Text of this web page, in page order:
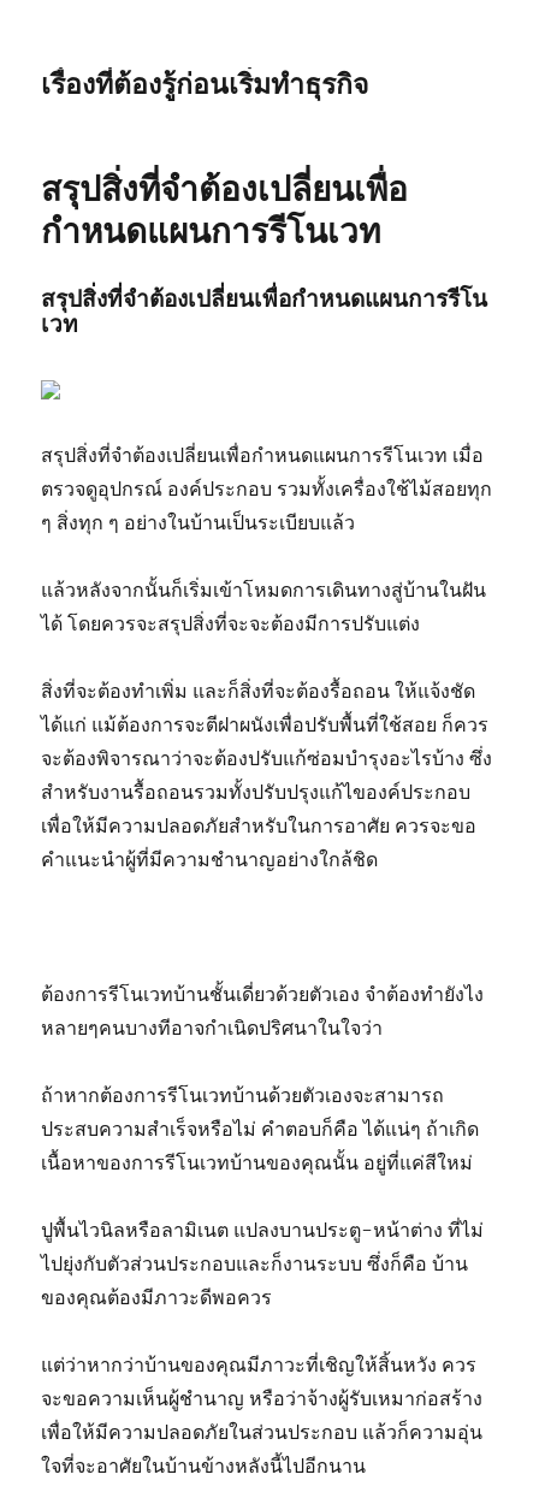
เรื่องที่ต้องรู้ก่อนเริ่มทำธุรกิจ
สรุปสิ่งที่จำต้องเปลี่ยนเพื่อ
กำหนดแผนการรีโนเวท
สรุปสิ่งที่จำต้องเปลี่ยนเพื่อกำหนดแผนการรีโน
เวท
สรุปสิ่งที่จำต้องเปลี่ยนเพื่อกำหนดแผนการรีโนเวท เมื่อ
ตรวจดูอุปกรณ์ องค์ประกอบ รวมทั้งเครื่องใช้ไม้สอยทุก
ๆ สิ่งทุก ๆ อย่างในบ้านเป็นระเบียบแล้ว
แล้วหลังจากนั้นก็เริ่มเข้าโหมดการเดินทางสู่บ้านในฝัน
ได้ โดยควรจะสรุปสิ่งที่จะจะต้องมีการปรับแต่ง
สิ่งที่จะต้องทำเพิ่ม และก็สิ่งที่จะต้องรื้อถอน ให้แจ้งชัด
ได้แก่ แม้ต้องการจะตีฝาผนังเพื่อปรับพื้นที่ใช้สอย ก็ควร
จะต้องพิจารณาว่าจะต้องปรับแก้ซ่อมบำรุงอะไรบ้าง ซึ่ง
สำหรับงานรื้อถอนรวมทั้งปรับปรุงแก้ไของค์ประกอบ
เพื่อให้มีความปลอดภัยสำหรับในการอาศัย ควรจะขอ
คำแนะนำผู้ที่มีความชำนาญอย่างใกล้ชิด
ต้องการรีโนเวทบ้านชั้นเดี่ยวด้วยตัวเอง จำต้องทำยังไง
หลายๆคนบางทีอาจกำเนิดปริศนาในใจว่า
ถ้าหากต้องการรีโนเวทบ้านด้วยตัวเองจะสามารถ
ประสบความสำเร็จหรือไม่ คำตอบก็คือ ได้แน่ๆ ถ้าเกิด
เนื้อหาของการรีโนเวทบ้านของคุณนั้น อยู่ที่แค่สีใหม่
ปูพื้นไวนิลหรือลามิเนต แปลงบานประตู-หน้าต่าง ที่ไม่
ไปยุ่งกับตัวส่วนประกอบและก็งานระบบ ซึ่งก็คือ บ้าน
ของคุณต้องมีภาวะดีพอควร
แต่ว่าหากว่าบ้านของคุณมีภาวะที่เชิญให้สิ้นหวัง ควร
จะขอความเห็นผู้ชำนาญ หรือว่าจ้างผู้รับเหมาก่อสร้าง
เพื่อให้มีความปลอดภัยในส่วนประกอบ แล้วก็ความอุ่น
ใจที่จะอาศัยในบ้านข้างหลังนี้ไปอีกนาน